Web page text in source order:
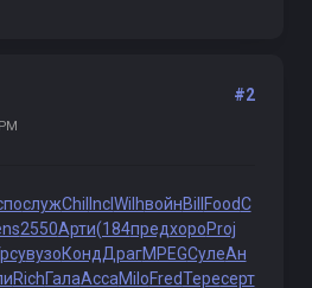
#2
служChil InclWilhвойнBill FoodС
2550Арти(184предхороProj
вузоКондДрагMPEGСулеАн
RichГалаAccaMiloFredТересерт